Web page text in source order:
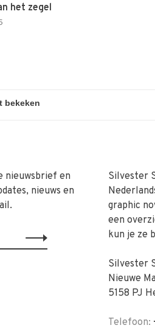
het zegel
nieuwsbrief en
nieuws en
Silvester
graphic
een
kun je ze
Silvester
Nieuwe
5158 PJ
Telefoon: